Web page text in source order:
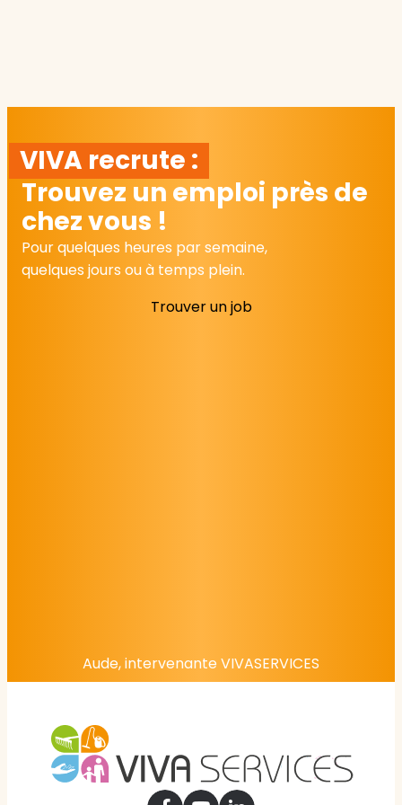
VIVA recrute :
Trouvez un emploi près de
chez vous !
Pour quelques heures par semaine,
quelques jours ou à temps plein.
Trouver un job
Aude, intervenante VIVASERVICES